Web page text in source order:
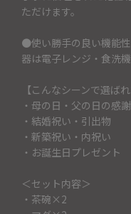
ただけます。
●使い勝手の良い機能性
器は電子レンジ・食洗
【こんなシーンで選ば
・母の日・父の日の感
・結婚祝い・引出物
・新築祝い・内祝い
・お誕生日プレゼント
＜セット内容＞
・茶碗×2